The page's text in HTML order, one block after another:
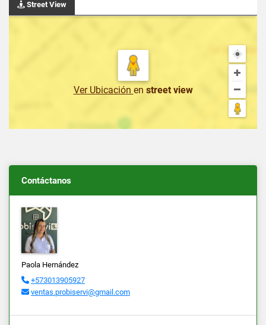
Street View
Ver Ubicación en street view
Contáctanos
Paola Hernández
+573013905927
ventas.probiservi@gmail.com